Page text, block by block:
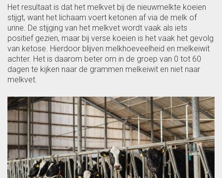
Het resultaat is dat het melkvet bij de nieuwmelkte koeien
stijgt, want het lichaam voert ketonen af via de melk of
urine. De stijging van het melkvet wordt vaak als iets
positief gezien, maar bij verse koeien is het vaak het gevolg
van ketose. Hierdoor blijven melkhoeveelheid en melkeiwit
achter. Het is daarom beter om in de groep van 0 tot 60
dagen te kijken naar de grammen melkeiwit en niet naar
melkvet.